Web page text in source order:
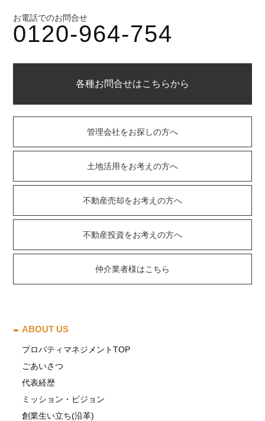
お電話でのお問合せ
0120-964-754
各種お問合せはこちらから
管理会社をお探しの方へ
土地活用をお考えの方へ
不動産売却をお考えの方へ
不動産投資をお考えの方へ
仲介業者様はこちら
ABOUT US
プロパティマネジメントTOP
ごあいさつ
代表経歴
ミッション・ビジョン
創業生い立ち(沿革)